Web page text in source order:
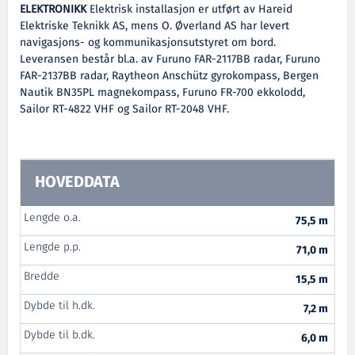
ELEKTRONIKKElektrisk installasjon er utført av Hareid
Elektriske Teknikk AS, mens O. Øverland AS har levert
navigasjons- og kommunikasjonsutstyret om bord.
Leveransen består bl.a. av Furuno FAR-2117BB radar, Furuno
FAR-2137BB radar, Raytheon Anschütz gyrokompass, Bergen
Nautik BN35PL magnekompass, Furuno FR-700 ekkolodd,
Sailor RT-4822 VHF og Sailor RT-2048 VHF.
HOVEDDATA
Lengde o.a.
75,5 m
Lengde p.p.
71,0 m
Bredde
15,5 m
Dybde til h.dk.
7,2 m
Dybde til b.dk.
6,0 m